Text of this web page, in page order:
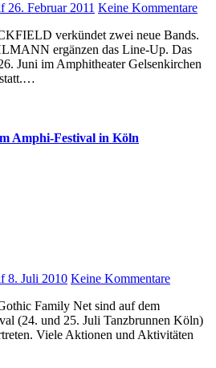
26. Februar 2011 Keine Kommentare
ergänzen das Line-Up. Das
Juni im Amphitheater Gelsenkirchen
Amphi-Festival in Köln
8. Juli 2010 Keine Kommentare
(24. und 25. Juli Tanzbrunnen Köln)
Viele Aktionen und Aktivitäten